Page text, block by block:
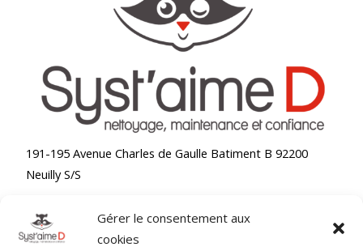
Gérer le consentement aux
cookies
191-195 Avenue Charles de Gaulle Batiment B 92200
Neuilly S/S
Accueil